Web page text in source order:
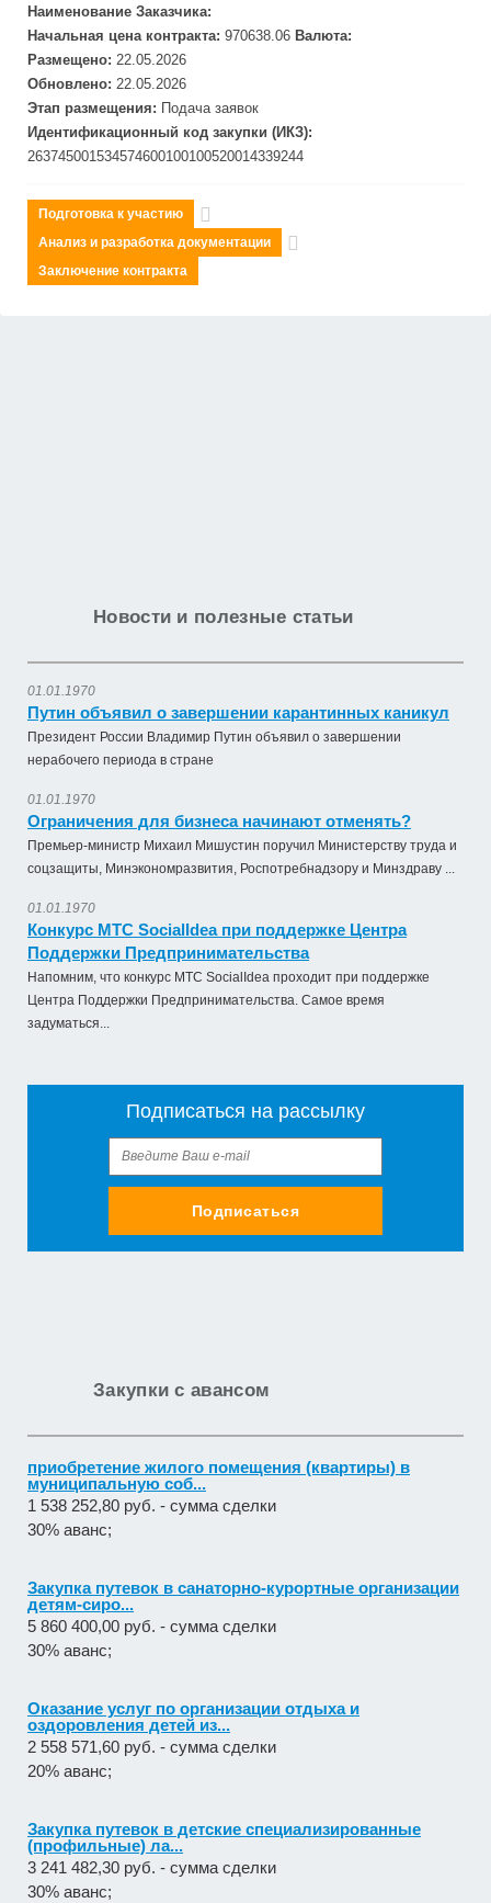
Наименование Заказчика:
Начальная цена контракта: 970638.06 Валюта:
Размещено: 22.05.2026
Обновлено: 22.05.2026
Этап размещения: Подача заявок
Идентификационный код закупки (ИКЗ):
263745001534574600100100520014339244
Подготовка к участию
Анализ и разработка документации
Заключение контракта
Новости и полезные статьи
01.01.1970
Путин объявил о завершении карантинных каникул
Президент России Владимир Путин объявил о завершении
нерабочего периода в стране
01.01.1970
Ограничения для бизнеса начинают отменять?
Премьер-министр Михаил Мишустин поручил Министерству труда и
соцзащиты, Минэкономразвития, Роспотребнадзору и Минздраву ...
01.01.1970
Конкурс МТС SocialIdea при поддержке Центра
Поддержки Предпринимательства
Напомним, что конкурс МТС SocialIdea проходит при поддержке
Центра Поддержки Предпринимательства. Самое время
задуматься...
Подписаться на рассылку
Подписаться
Закупки с авансом
приобретение жилого помещения (квартиры) в
муниципальную соб...
1 538 252,80 руб. - сумма сделки
30% аванс;
Закупка путевок в санаторно-курортные организации
детям-сиро...
5 860 400,00 руб. - сумма сделки
30% аванс;
Оказание услуг по организации отдыха и
оздоровления детей из...
2 558 571,60 руб. - сумма сделки
20% аванс;
Закупка путевок в детские специализированные
(профильные) ла...
3 241 482,30 руб. - сумма сделки
30% аванс;